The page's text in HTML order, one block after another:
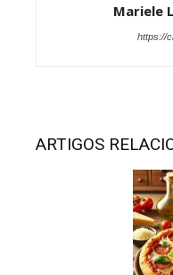
Mariele
https://
ARTIGOS